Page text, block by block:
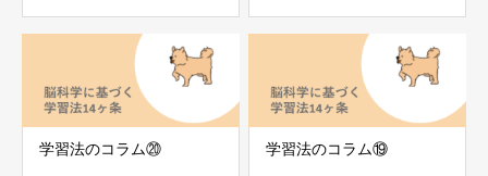
学習法のコラム⑳ 学習法のコラム⑲